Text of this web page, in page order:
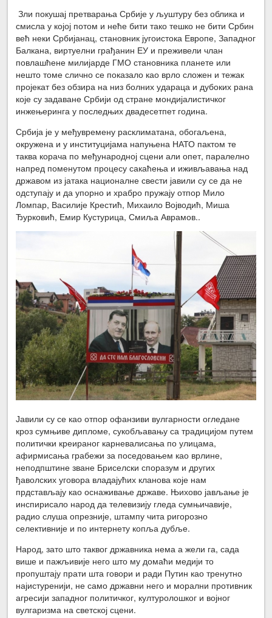
​​ Зли покушај претварања Србије у љуштуру без облика и
смисла у којој потом и неће бити тако тешко не бити Србин
већ неки Србијанац, становник југоистока Европе, Западног
Балкана, виртуелни грађанин ЕУ и преживели члан
повлашћене милијарде ГМО становника планете или
нешто томе слично се показало као врло сложен и тежак
пројекат без обзира на низ болних удараца и дубоких рана
које су задаване Србији од стране мондијалистичког
инжењеринга у последњих двадесетпет година.
Србија је у међувремену расклиматана, обогаљена,
окружена и у институцијама напуњена НАТО пактом те
таква корача по међународној сцени али опет, паралелно
напред поменутом процесу сакаћења и иживљавања над
државом из јатака националне свести јавили су се да не
одступају и да упорно и храбро пружају отпор Мило
Ломпар, Василије Крестић, Михаило Војводић, Миша
Ђурковић, Емир Кустурица, Смиља Аврамов..
Јавили су се као отпор офанзиви вулгарности огледане
кроз сумњиве дипломе, сукобљавању са традицијом путем
политички креираног карневалисања по улицама,
афирмисања грабежи за поседовањем као врлине,
неподпштине зване Бриселски споразум и других
ђаволских уговора владајућих кланова које нам
прдстављају као оснаживање државе. Њихово јављање је
инспирисало народ да телевизију гледа сумњичавије,
радио слуша опрезније, штампу чита ригорозно
селективније и по интернету копља дубље.
Народ, зато што таквог државника нема а жели га, сада
више и пажљивије него што му домаћи медији то
пропуштају прати шта говори и ради Путин као тренутно
најистуренији, не само државни него и морални противник
агресији западног политичког, културолошког и војног
вулгаризма на светској сцени.